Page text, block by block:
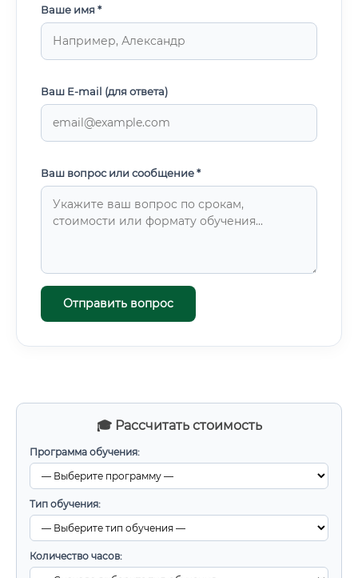
🎓 Рассчитать стоимость
Программа обучения:
Тип обучения:
Количество часов:
Ваше имя *
Ваш E-mail (для ответа)
Ваш вопрос или сообщение *
Отправить вопрос